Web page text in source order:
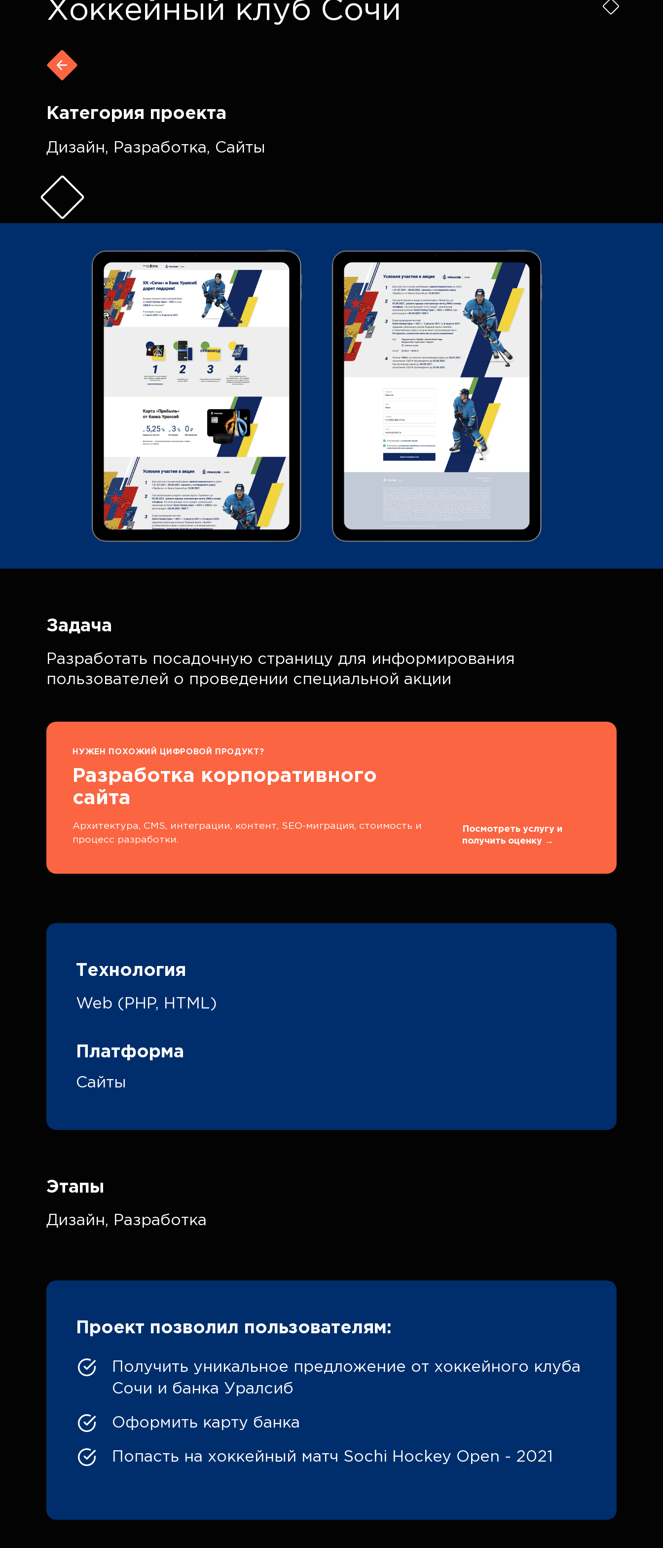
Хоккейный клуб Сочи
Категория проекта
Дизайн, Разработка, Сайты
Задача
Разработать посадочную страницу для информирования
пользователей о проведении специальной акции
НУЖЕН ПОХОЖИЙ ЦИФРОВОЙ ПРОДУКТ?
Разработка корпоративного
сайта
Архитектура, CMS, интеграции, контент, SEO-миграция, стоимость и
процесс разработки.
Посмотреть услугу и
получить оценку →
Технология
Web (PHP, HTML)
Платформа
Сайты
Этапы
Дизайн, Разработка
Проект позволил пользователям:
Получить уникальное предложение от хоккейного клуба
Сочи и банка Уралсиб
Оформить карту банка
Попасть на хоккейный матч Sochi Hockey Open - 2021